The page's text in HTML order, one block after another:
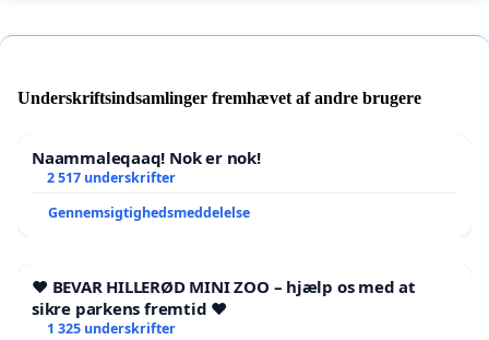
Underskriftsindsamlinger fremhævet af andre brugere
Naammaleqaaq! Nok er nok!
2 517 underskrifter
Gennemsigtighedsmeddelelse
❤️ BEVAR HILLERØD MINI ZOO – hjælp os med at
sikre parkens fremtid ❤️
1 325 underskrifter